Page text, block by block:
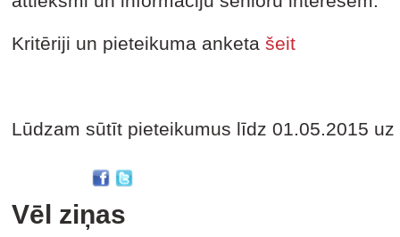
Kritēriji un pieteikuma anketa šeit
Lūdzam sūtīt pieteikumus līdz 01.05.2015
Vēl ziņas